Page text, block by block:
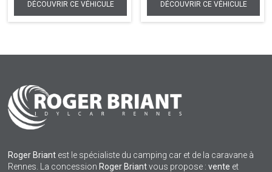
Roger Briant est le spécialiste du camping car et de la caravane à
Rennes. La concession Roger Briantvous propose : vente et